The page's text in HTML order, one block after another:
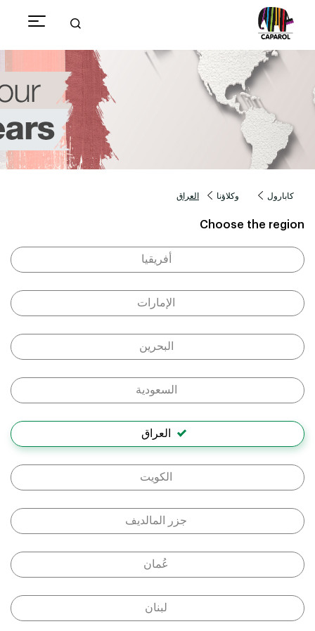
كابارول وكلاؤنا العراق
Choose the region
أفريقيا
الإمارات
البحرين
السعودية
العراق
الكويت
جزر المالديف
عُمان
لبنان